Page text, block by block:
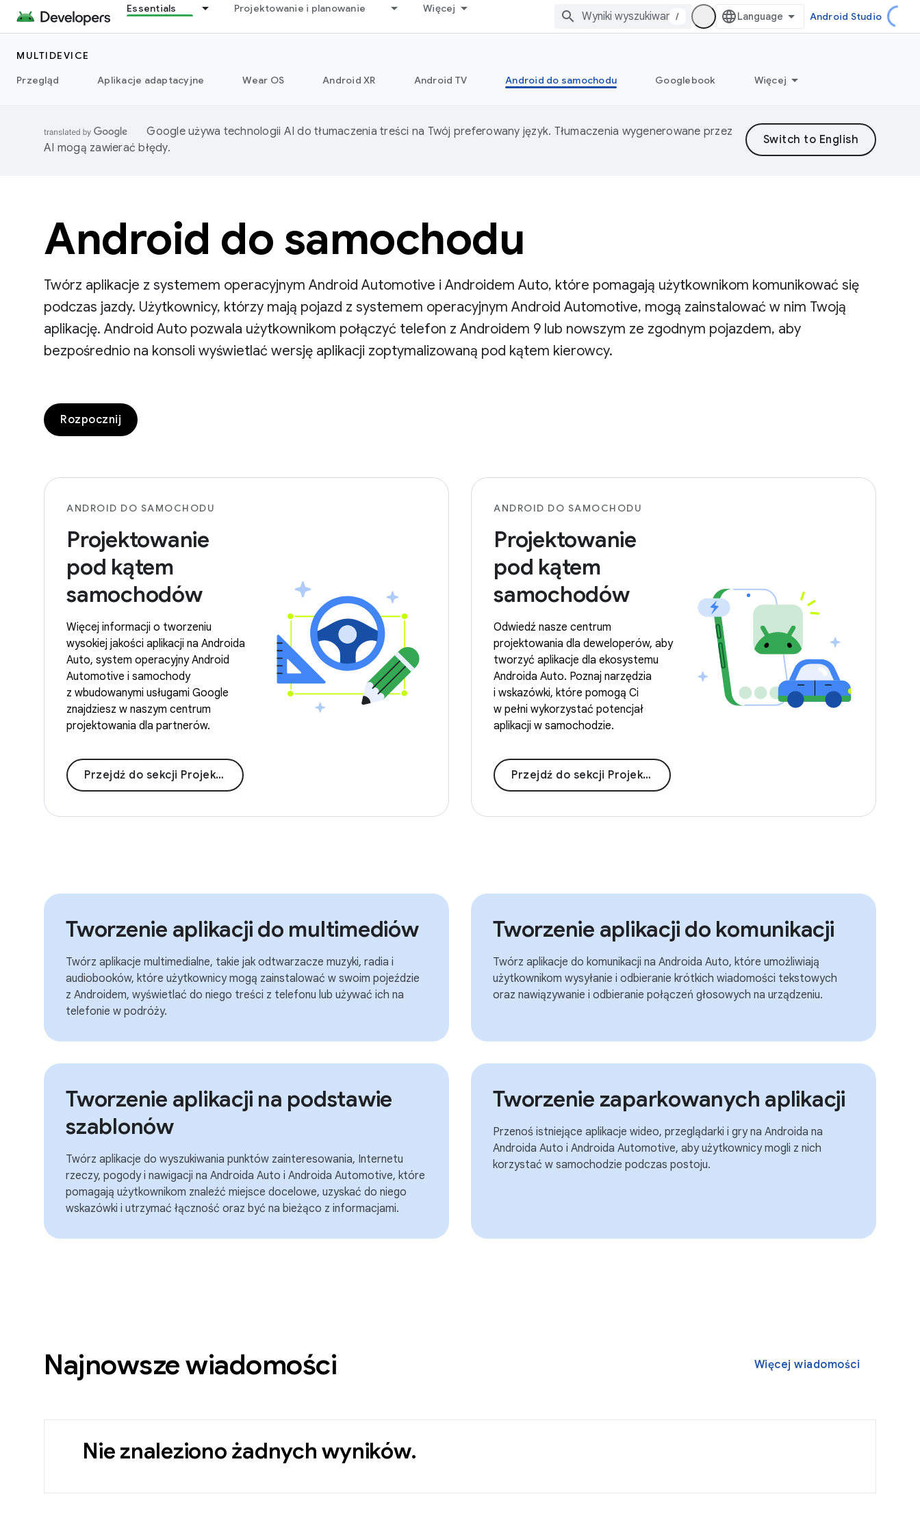
Essentials Projektowanie i planowanie Więcej
/ Android Studio
MULTIDEVICE
Przegląd
Aplikacje adaptacyjne Wear OS Android XR Android TV Android do samochodu Googlebook Więcej
Google używa technologii AI do tłumaczenia treści na Twój preferowany język. Tłumaczenia wygenerowane przez
AI mogą zawierać błędy.
Android do samochodu
Twórz aplikacje z systemem operacyjnym Android Automotive i Androidem Auto, które pomagają użytkownikom komunikować się
podczas jazdy. Użytkownicy, którzy mają pojazd z systemem operacyjnym Android Automotive, mogą zainstalować w nim Twoją
aplikację. Android Auto pozwala użytkownikom połączyć telefon z Androidem 9 lub nowszym ze zgodnym pojazdem, aby
bezpośrednio na konsoli wyświetlać wersję aplikacji zoptymalizowaną pod kątem kierowcy.
Rozpocznij
ANDROID DO SAMOCHODU
Projektowanie
pod kątem
samochodów
Więcej informacji o tworzeniu
wysokiej jakości aplikacji na Androida
Auto, system operacyjny Android
Automotive i samochody
z wbudowanymi usługami Google
znajdziesz w naszym centrum
projektowania dla partnerów.
Przejdź do sekcji Projektowanie pod kątem samochodów
ANDROID DO SAMOCHODU
Projektowanie
pod kątem
samochodów
Odwiedź nasze centrum
projektowania dla deweloperów, aby
tworzyć aplikacje dla ekosystemu
Androida Auto. Poznaj narzędzia
i wskazówki, które pomogą Ci
w pełni wykorzystać potencjał
aplikacji w samochodzie.
Przejdź do sekcji Projektowanie dla samochodów
Tworzenie aplikacji do multimediów
Twórz aplikacje multimedialne, takie jak odtwarzacze muzyki, radia i
audiobooków, które użytkownicy mogą zainstalować w swoim pojeździe
z Androidem, wyświetlać do niego treści z telefonu lub używać ich na
telefonie w podróży.
Tworzenie aplikacji do komunikacji
Twórz aplikacje do komunikacji na Androida Auto, które umożliwiają
użytkownikom wysyłanie i odbieranie krótkich wiadomości tekstowych
oraz nawiązywanie i odbieranie połączeń głosowych na urządzeniu.
Tworzenie aplikacji na podstawie
szablonów
Twórz aplikacje do wyszukiwania punktów zainteresowania, Internetu
rzeczy, pogody i nawigacji na Androida Auto i Androida Automotive, które
pomagają użytkownikom znaleźć miejsce docelowe, uzyskać do niego
wskazówki i utrzymać łączność oraz być na bieżąco z informacjami.
Tworzenie zaparkowanych aplikacji
Przenoś istniejące aplikacje wideo, przeglądarki i gry na Androida na
Androida Auto i Androida Automotive, aby użytkownicy mogli z nich
korzystać w samochodzie podczas postoju.
Najnowsze wiadomości Więcej wiadomości
Nie znaleziono żadnych wyników.